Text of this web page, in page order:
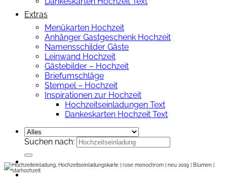
Extras
Menükarten Hochzeit
Anhänger Gastgeschenk Hochzeit
Namensschilder Gäste
Leinwand Hochzeit
Gästebilder – Hochzeit
Briefumschläge
Stempel – Hochzeit
Inspirationen zur Hochzeit
Hochzeitseinladungen Text
Dankeskarten Hochzeit Text
Suchen nach: